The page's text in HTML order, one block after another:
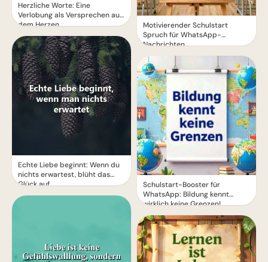
Herzliche Worte: Eine
Verlobung als Versprechen aus
dem Herzen
Echte Liebe beginnt: Wenn du
nichts erwartest, blüht das
Glück auf
Motivierender Schulstart
Spruch für WhatsApp-
Nachrichten
Schulstart-Booster für
WhatsApp: Bildung kennt
wirklich keine Grenzen!